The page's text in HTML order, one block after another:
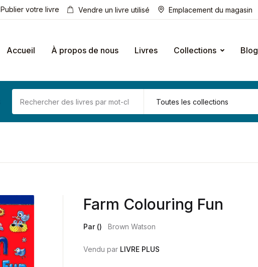
Publier votre livre Vendre un livre utilisé Emplacement du magasin
Accueil À propos de nous Livres Collections Blog
Farm Colouring Fun
Par () Brown Watson
Vendu par LIVRE PLUS